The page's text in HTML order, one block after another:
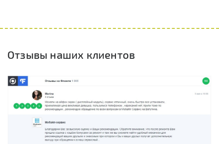
Отзывы наших клиентов